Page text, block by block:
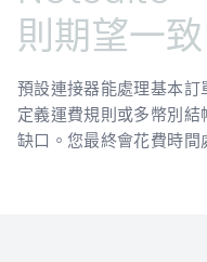
則期望一
預設連接器能處理基本
定義運費規則或多幣別
缺口。您最終會花費時間